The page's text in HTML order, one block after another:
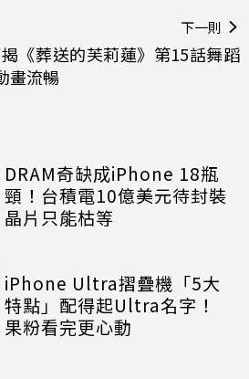
下一則
《葬送的芙莉蓮》第15話舞蹈
畫流暢
DRAM奇缺成iPhone 18瓶
頸！台積電10億美元待封裝
晶片只能枯等
iPhone Ultra摺疊機「5大
特點」配得起Ultra名字！
果粉看完更心動